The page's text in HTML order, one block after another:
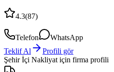
4.3(87)
Telefon
WhatsApp
Teklif Al
Profili gör
Şehir İçi Nakliyat için firma profili